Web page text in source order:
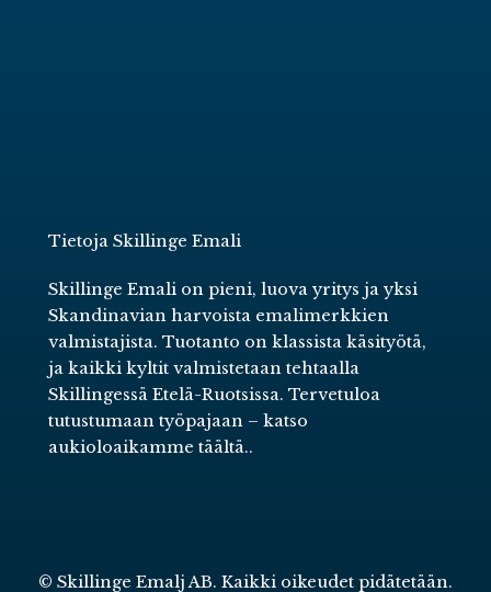
Tietoja Skillinge Emali
Skillinge Emali on pieni, luova yritys ja yksi
Skandinavian harvoista emalimerkkien
valmistajista. Tuotanto on klassista käsityötä,
ja kaikki kyltit valmistetaan tehtaalla
Skillingessä Etelä-Ruotsissa. Tervetuloa
tutustumaan työpajaan – katso
aukioloaikamme täältä..
© Skillinge Emalj AB. Kaikki oikeudet pidätetään.